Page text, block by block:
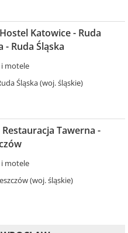
Katowice - Ruda
- Ruda Śląska
motele
Śląska (woj. śląskie)
Tawerna -
motele
(woj. śląskie)